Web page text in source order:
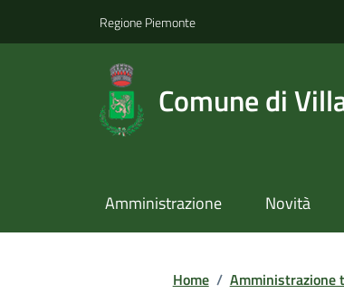
Regione Piemonte
Comune di
Amministrazione Novità
Home / Amministrazione